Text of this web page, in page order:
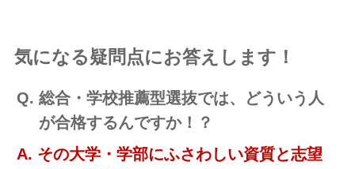
気になる疑問点にお答えします！
総合・学校推薦型選抜では、どういう人
が合格するんですか！？
その大学・学部にふさわしい資質と志望